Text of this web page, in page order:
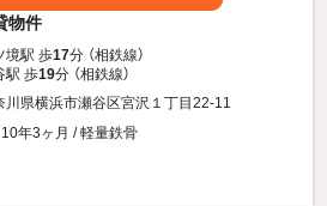
物件
境駅 歩17分 （相鉄線）
駅 歩19分 （相鉄線）
川県横浜市瀬谷区宮沢１丁目22-11
年3ヶ月 / 軽量鉄骨